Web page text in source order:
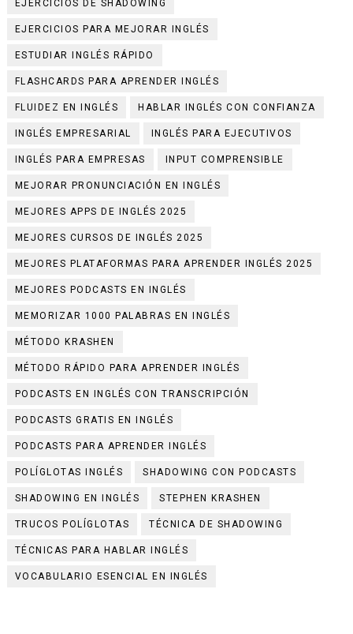
EJERCICIOS DE SHADOWING
EJERCICIOS PARA MEJORAR INGLÉS
ESTUDIAR INGLÉS RÁPIDO
FLASHCARDS PARA APRENDER INGLÉS
FLUIDEZ EN INGLÉS HABLAR INGLÉS CON CONFIANZA
INGLÉS EMPRESARIAL INGLÉS PARA EJECUTIVOS
INGLÉS PARA EMPRESAS INPUT COMPRENSIBLE
MEJORAR PRONUNCIACIÓN EN INGLÉS
MEJORES APPS DE INGLÉS 2025
MEJORES CURSOS DE INGLÉS 2025
MEJORES PLATAFORMAS PARA APRENDER INGLÉS 2025
MEJORES PODCASTS EN INGLÉS
MEMORIZAR 1000 PALABRAS EN INGLÉS
MÉTODO KRASHEN
MÉTODO RÁPIDO PARA APRENDER INGLÉS
PODCASTS EN INGLÉS CON TRANSCRIPCIÓN
PODCASTS GRATIS EN INGLÉS
PODCASTS PARA APRENDER INGLÉS
POLÍGLOTAS INGLÉS SHADOWING CON PODCASTS
SHADOWING EN INGLÉS STEPHEN KRASHEN
TRUCOS POLÍGLOTAS TÉCNICA DE SHADOWING
TÉCNICAS PARA HABLAR INGLÉS
VOCABULARIO ESENCIAL EN INGLÉS